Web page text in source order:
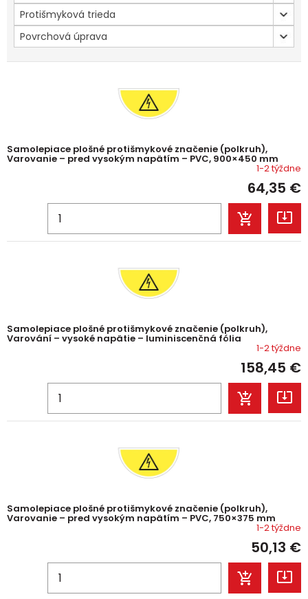
Protišmyková trieda
Povrchová úprava
Samolepiace plošné protišmykové značenie (polkruh),
Varovanie – pred vysokým napätím – PVC, 900×450 mm
1-2 týždne
64,35 €
Samolepiace plošné protišmykové značenie (polkruh),
Varování – vysoké napätie – luminiscenčná fólia
1-2 týždne
158,45 €
Samolepiace plošné protišmykové značenie (polkruh),
Varovanie – pred vysokým napätím – PVC, 750×375 mm
1-2 týždne
50,13 €